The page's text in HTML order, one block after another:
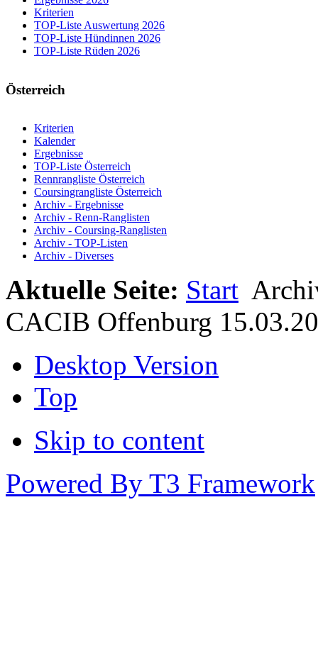
Kriterien
TOP-Liste Auswertung 2026
TOP-Liste Hündinnen 2026
TOP-Liste Rüden 2026
Österreich
Kriterien
Kalender
Ergebnisse
TOP-Liste Österreich
Rennrangliste Österreich
Coursingrangliste Österreich
Archiv - Ergebnisse
Archiv - Renn-Ranglisten
Archiv - Coursing-Ranglisten
Archiv - TOP-Listen
Archiv - Diverses
Aktuelle Seite: Start
CACIB Offenburg
Desktop Version
Top
Skip to content
Powered By T3 Framework